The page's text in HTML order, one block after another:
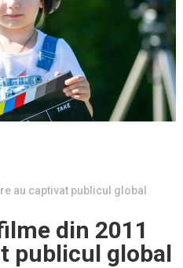
au captivat publicul global
din 2011
publicul global